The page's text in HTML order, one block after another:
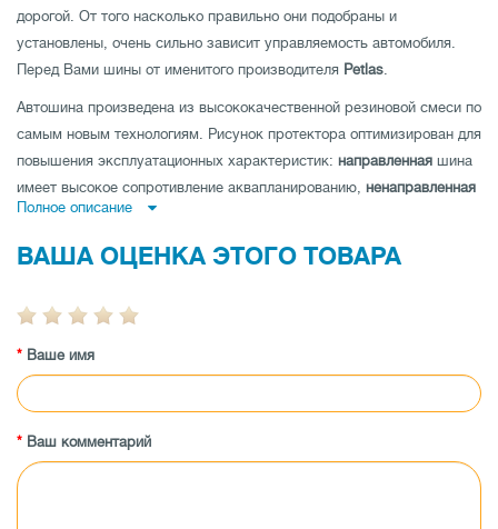
дорогой. От того насколько правильно они подобраны и
установлены, очень сильно зависит управляемость автомобиля.
Перед Вами шины от именитого производителя Petlas.
Автошина произведена из высококачественной резиновой смеси по
самым новым технологиям. Рисунок протектора оптимизирован для
повышения эксплуатационных характеристик: направленная шина
имеет высокое сопротивление аквапланированию, ненаправленная
шина- низкий уровень шума и отличные показатели устойчивости
отличную управляемость на мокрой, так и на сухой дороге.
Автошина имеет высокую износоустойчивость, а также
нагрузки и скорости.
Заказывайте покрышки Petlas Fullpower PT835 205/75 R16C
110/108R * по лучшей цене в магазине tireland.com.ua.
Полное описание
ВАША ОЦЕНКА ЭТОГО ТОВАРА
Ваше имя
Ваш комментарий